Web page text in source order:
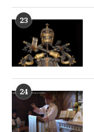
23
24